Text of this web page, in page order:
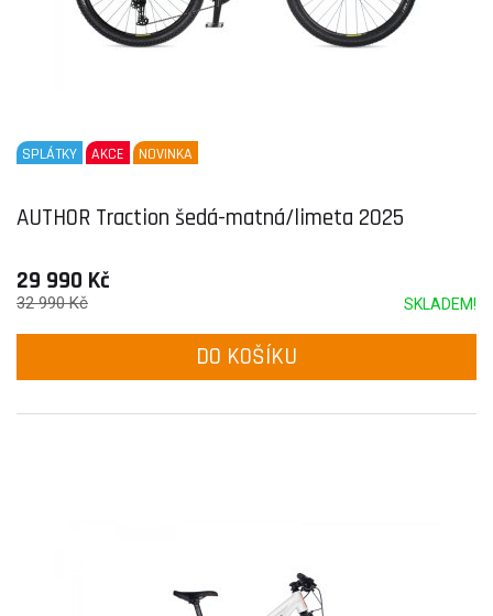
SPLÁTKY AKCE NOVINKA
AUTHOR Traction šedá-matná/limeta 2025
29 990 Kč
SKLADEM!
32 990 Kč
DO KOŠÍKU